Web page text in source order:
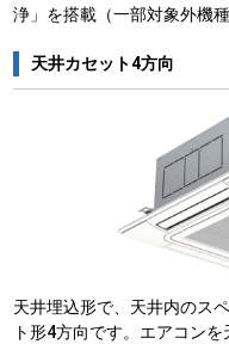
浄」を搭載（一部対象外機
天井カセット4方向
天井埋込形で、天井内のス
ト形4方向です。エアコン